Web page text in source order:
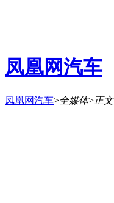
凤凰网汽车
凤凰网汽车>全媒体>正文